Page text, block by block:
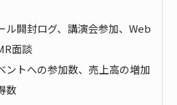
ル開封ログ、講演会参加、Web
面談
ントへの参加数、売上高の増加
数